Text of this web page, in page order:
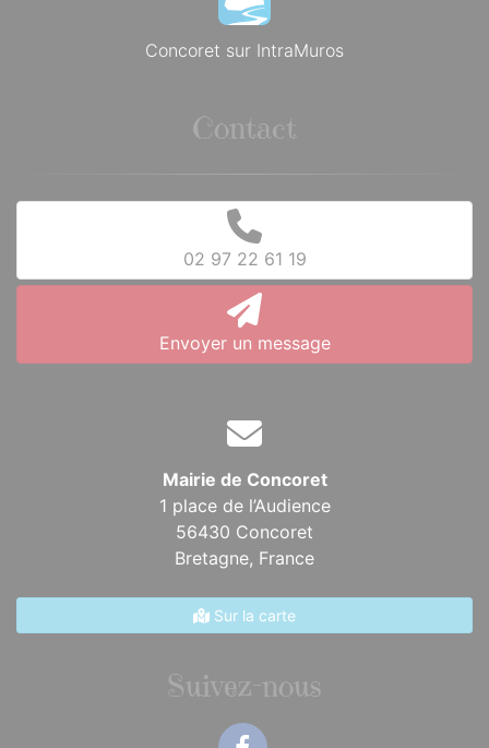
Concoret sur IntraMuros
Contact
02 97 22 61 19
Envoyer un message
Mairie de Concoret
1 place de l’Audience
56430 Concoret
Bretagne, France
Sur la carte
Suivez-nous